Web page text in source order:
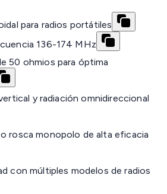
para radios portátiles
136-174 MHz
50 ohmios para óptima
y radiación omnidireccional
rosca monopolo de alta eficacia
con múltiples modelos de radios